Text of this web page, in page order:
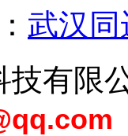
武汉
技有限